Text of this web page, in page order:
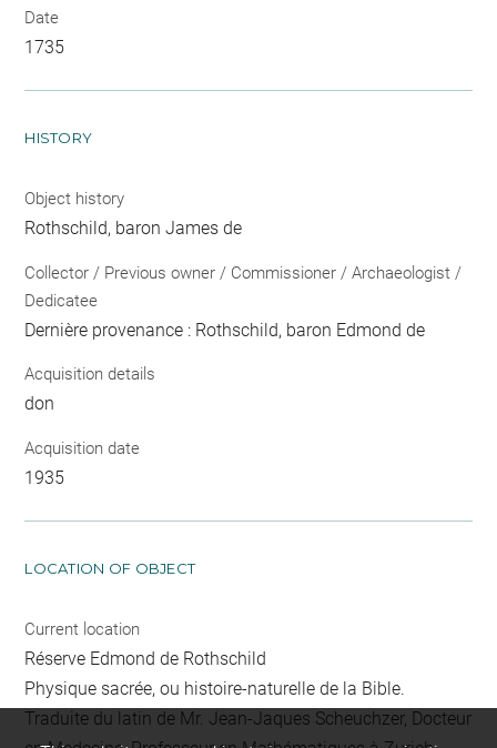
Date
1735
HISTORY
Object history
Rothschild, baron James de
Collector / Previous owner / Commissioner / Archaeologist /
Dedicatee
Dernière provenance : Rothschild, baron Edmond de
Acquisition details
don
Acquisition date
1935
LOCATION OF OBJECT
Current location
Réserve Edmond de Rothschild
Physique sacrée, ou histoire-naturelle de la Bible.
Traduite du latin de Mr. Jean-Jaques Scheuchzer, Docteur